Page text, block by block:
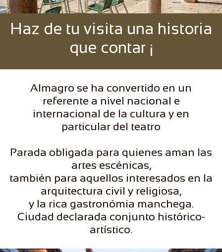
Haz de tu visita una historia
que contar ¡
Almagro se ha convertido en un
referente a nivel nacional e
internacional de la cultura y en
particular del teatro
Parada obligada para quienes aman las
artes escénicas,
también para aquellos interesados en la
arquitectura civil y religiosa,
y la rica gastronómia manchega.
Ciudad declarada conjunto histórico-
artístico.